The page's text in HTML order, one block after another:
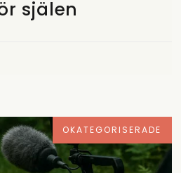
själen
OKATEGORISERADE